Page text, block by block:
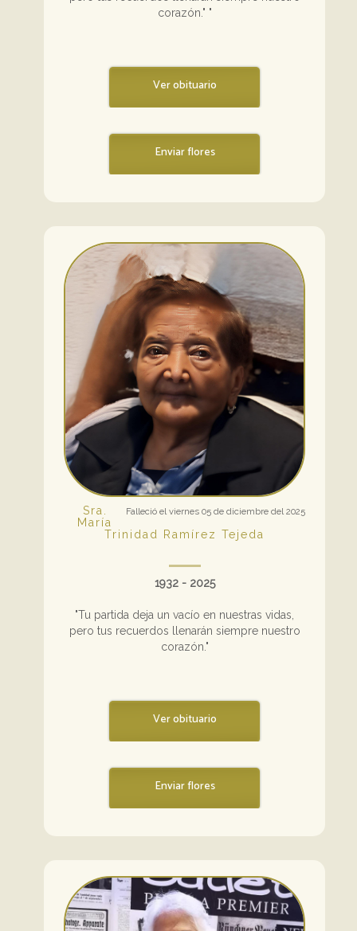
corazón." "
Ver obituario
Enviar flores
Falleció el viernes 05 de diciembre del 2025
Sra.
María
Trinidad Ramírez Tejeda
1932 - 2025
"Tu partida deja un vacío en nuestras vidas,
pero tus recuerdos llenarán siempre nuestro
corazón."
Ver obituario
Enviar flores